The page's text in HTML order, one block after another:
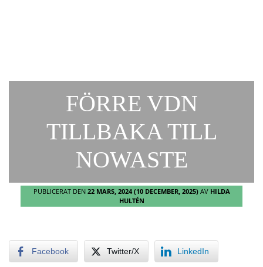
FÖRRE VDN
TILLBAKA TILL
NOWASTE
PUBLICERAT DEN 22 MARS, 2024(10 DECEMBER, 2025) AV HILDA
HULTÉN
Facebook Twitter/X LinkedIn